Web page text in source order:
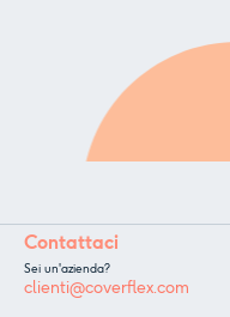
Contattaci
Sei un'azienda?
clienti@coverflex.com